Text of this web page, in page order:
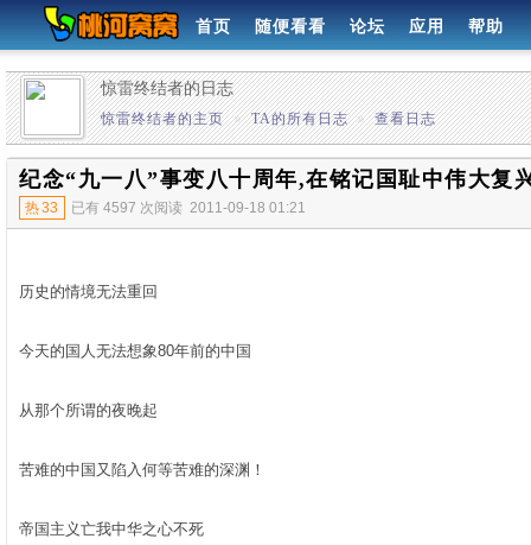
首页 随便看看 论坛 应用 帮助
惊雷终结者的日志
惊雷终结者的主页 » TA的所有日志 » 查看日志
纪念“九一八”事变八十周年,在铭记国耻中伟大复
热33 已有 4597 次阅读 2011-09-18 01:21
历史的情境无法重回
今天的国人无法想象80年前的中国
从那个所谓的夜晚起
苦难的中国又陷入何等苦难的深渊！
帝国主义亡我中华之心不死